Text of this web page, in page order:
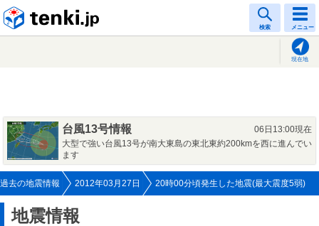
検索 メニュー
現在地
台風13号情報
06日13:00現在
大型で強い台風13号が南大東島の東北東約200kmを西に進んでい
ます
過去の地震情報 2012年03月27日 20時00分頃発生した地震(最大震度5弱)
地震情報